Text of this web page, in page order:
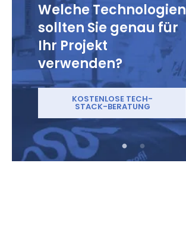
Welche Technologien
sollten Sie genau für
Ihr Projekt
verwenden?
KOSTENLOSE TECH-
STACK-BERATUNG